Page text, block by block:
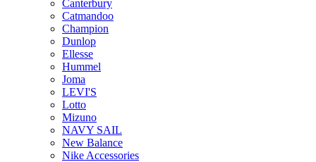
Canterbury
Catmandoo
Champion
Dunlop
Ellesse
Hummel
Joma
LEVI'S
Lotto
Mizuno
NAVY SAIL
New Balance
Nike Accessories